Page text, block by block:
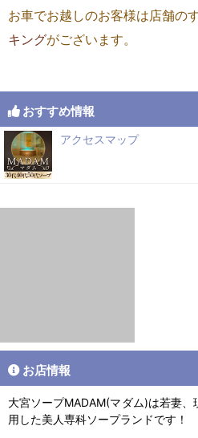
お車でお越しのお客様は店舗の
キングがございます。
おすすめ情報
アクセスマップ
お店情報
大宮ソープMADAM(マダム)は若妻
用した美人専科ソープランドです！